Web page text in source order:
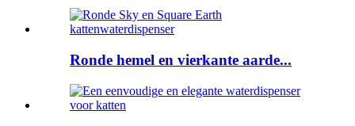
Ronde hemel en vierkante aarde...